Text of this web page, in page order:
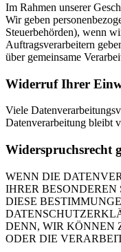
Im Rahmen unserer
Wir geben
Steuerbehörden), wenn
Auftragsverarbeitern
über gemeinsame
Widerruf Ihrer
Viele
Datenverarbeitung bleibt
Widerspruchsrecht
WENN DIE
IHRER
DIESE
DENN, WIR KÖNNEN
ODER DIE